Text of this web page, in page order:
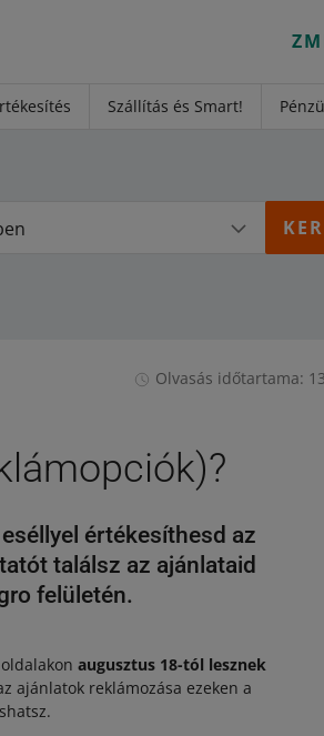
Szállítás és Smart!
Olvasás időtartama:
értékesíthesd az
találsz az ajánlataid
felületén.
oldalakonaugusztus 18-tól lesznek
ajánlatok reklámozása ezeken a